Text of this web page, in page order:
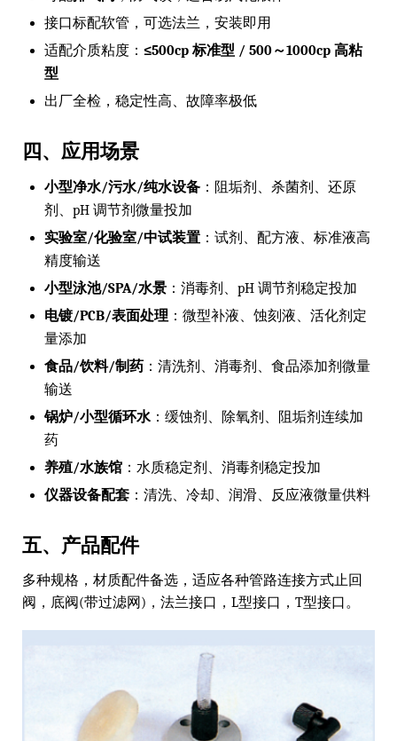
接口标配软管，可选法兰，安装即用
适配介质粘度： ≤500cp 标准型 / 500～1000cp 高粘
型
出厂全检，稳定性高、故障率极低
四、应用场景
小型净水/污水/纯水设备 ：阻垢剂、杀菌剂、还原
剂、pH 调节剂微量投加
实验室/化验室/中试装置 ：试剂、配方液、标准液高
精度输送
小型泳池/SPA/水景 ：消毒剂、pH 调节剂稳定投加
电镀/PCB/表面处理 ：微型补液、蚀刻液、活化剂定
量添加
食品/饮料/制药 ：清洗剂、消毒剂、食品添加剂微量
输送
锅炉/小型循环水：缓蚀剂、除氧剂、阻垢剂连续加
药
养殖/水族馆 ：水质稳定剂、消毒剂稳定投加
仪器设备配套 ：清洗、冷却、润滑、反应液微量供料
五、产品配件
多种规格，材质配件备选，适应各种管路连接方式止回
阀，底阀(带过滤网)，法兰接口，L型接口，T型接口。